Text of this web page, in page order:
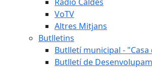
VoTV
Altres Mitjans
Butlletins
Butlletí municipal - "Casa
Butlletí de